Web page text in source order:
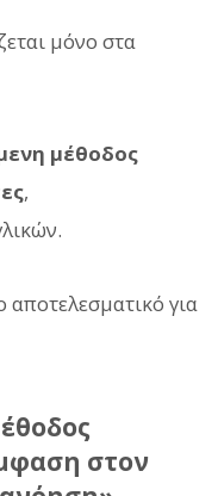
μόνο στα
μέθοδος
,
αποτελεσματικό για
στον